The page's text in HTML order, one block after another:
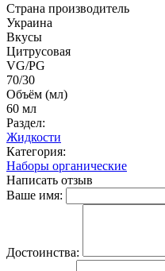
Страна производитель
Украина
Вкусы
Цитрусовая
VG/PG
70/30
Объём (мл)
60 мл
Раздел:
Жидкости
Категория:
Наборы органические
Написать отзыв
Ваше имя:
Достоинства: